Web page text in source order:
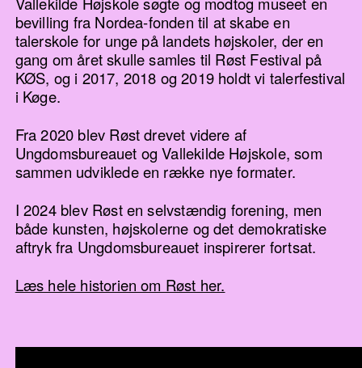
bevilling fra Nordea-fonden til at skabe en
talerskole for unge på landets højskoler, der en
gang om året skulle samles til Røst Festival på
KØS, og i 2017, 2018 og 2019 holdt vi talerfestival
i Køge.
Fra 2020 blev Røst drevet videre af
Ungdomsbureauet og Vallekilde Højskole, som
sammen udviklede en række nye formater.
I 2024 blev Røst en selvstændig forening, men
både kunsten, højskolerne og det demokratiske
aftryk fra Ungdomsbureauet inspirerer fortsat.
Læs hele historien om Røst her.